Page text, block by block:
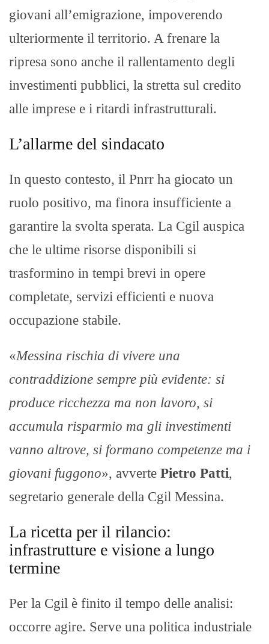
giovani all’emigrazione, impoverendo
ulteriormente il territorio. A frenare la
ripresa sono anche il rallentamento degli
investimenti pubblici, la stretta sul credito
alle imprese e i ritardi infrastrutturali.
L’allarme del sindacato
In questo contesto, il Pnrr ha giocato un
ruolo positivo, ma finora insufficiente a
garantire la svolta sperata. La Cgil auspica
che le ultime risorse disponibili si
trasformino in tempi brevi in opere
completate, servizi efficienti e nuova
occupazione stabile.
«Messina rischia di vivere una
contraddizione sempre più evidente: si
produce ricchezza ma non lavoro, si
accumula risparmio ma gli investimenti
vanno altrove, si formano competenze ma i
giovani fuggono», avverte Pietro Patti,
segretario generale della Cgil Messina.
La ricetta per il rilancio:
infrastrutture e visione a lungo
termine
Per la Cgil è finito il tempo delle analisi:
occorre agire. Serve una politica industriale